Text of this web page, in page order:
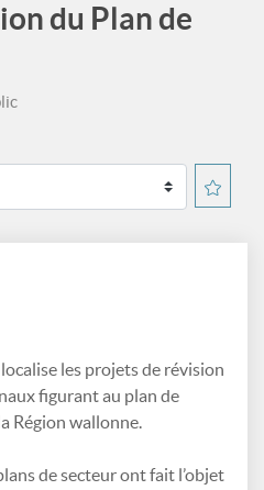
du Plan de
les projets de révision
figurant au plan de
Région wallonne.
de secteur ont fait l’objet